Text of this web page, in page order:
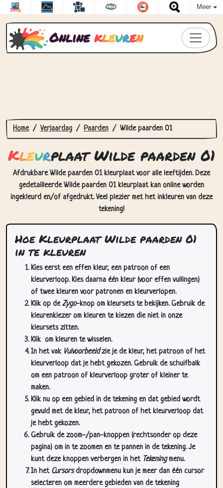
Meer
Online kleuren
Home Verjaardag Paarden Wilde paarden 01
Kleurplaat Wilde paarden 01
Afdrukbare Wilde paarden 01 kleurplaat voor alle leeftijden. Deze
gedetailleerde Wilde paarden 01 kleurplaat kan online worden
ingekleurd en/of afgedrukt. Veel plezier met het inkleuren van deze
tekening!
Hoe Kleurplaat Wilde paarden 01
in te kleuren
Kies eerst een effen kleur, een patroon of een
kleurverloop. Kies daarna één kleur (voor effen vullingen)
of twee kleuren voor patronen en kleurverlopen.
Klik op deZygo-knop om kleursets te bekijken. Gebruik de
kleurenkiezer om kleuren te kiezen die niet in onze
kleursets zitten.
Klik om kleuren te wisselen.
In het vak Vulvoorbeeldzie je de kleur, het patroon of het
kleurverloop dat je hebt gekozen. Gebruik de schuifbalk
om een patroon of kleurverloop groter of kleiner te
maken.
Klik nu op een gebied in de tekening en dat gebied wordt
gevuld met de kleur, het patroon of het kleurverloop dat
je hebt gekozen.
Gebruik de zoom-/pan-knoppen (rechtsonder op deze
pagina) om in te zoomen en te pannen in de tekening. Je
kunt deze knoppen verbergen in het Tekeningmenu.
In het Cursorsdropdownmenu kun je meer dan één cursor
selecteren om meerdere gebieden van de tekening